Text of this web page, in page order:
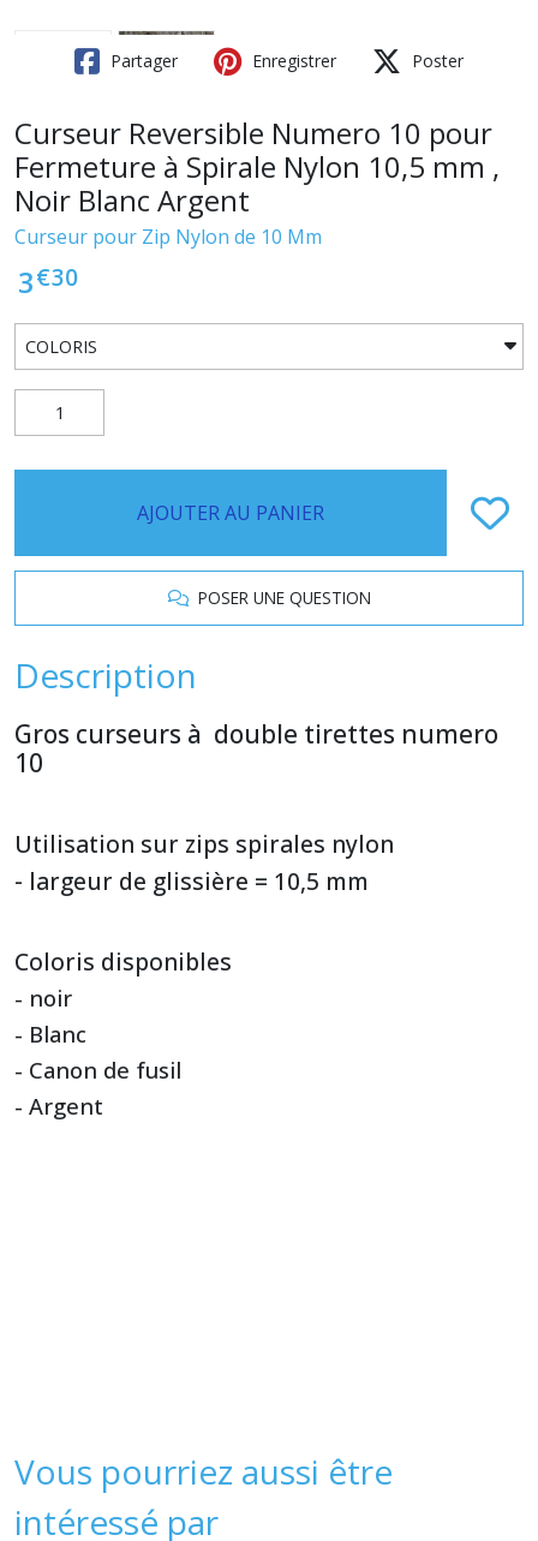
Partager Enregistrer Poster
Curseur Reversible Numero 10 pour
Fermeture à Spirale Nylon 10,5 mm ,
Noir Blanc Argent
Curseur pour Zip Nylon de 10 Mm
3€30
AJOUTER AU PANIER
POSER UNE QUESTION
Description
Gros curseurs à double tirettes numero
10
Utilisation sur zips spirales nylon
- largeur de glissière = 10,5 mm
Coloris disponibles
- noir
- Blanc
- Canon de fusil
- Argent
Vous pourriez aussi être
intéressé par